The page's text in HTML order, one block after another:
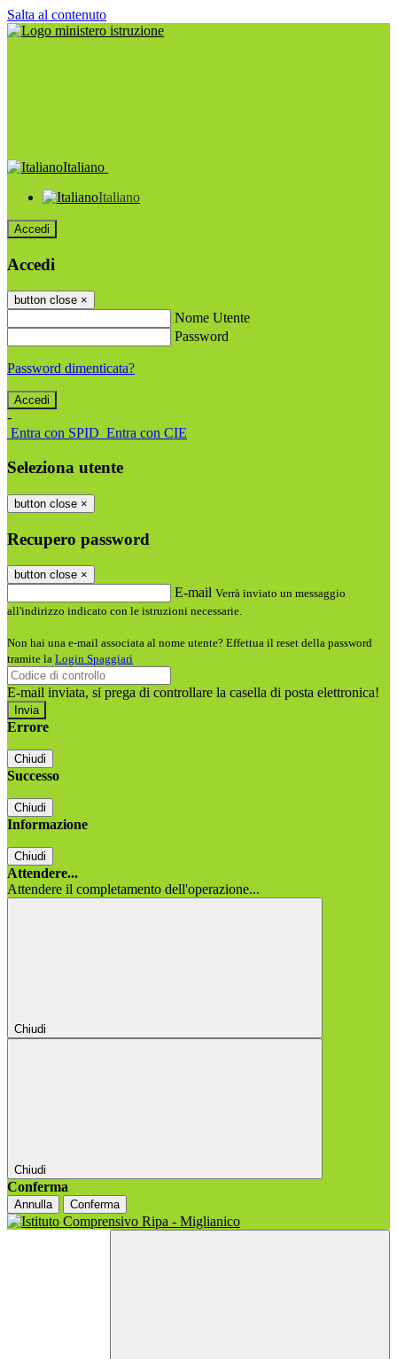
Salta al contenuto
Italiano
Italiano
Accedi
Accedi
button close ×
Nome Utente
Password
Password dimenticata?
-
Entra con SPID Entra con CIE
Seleziona utente
button close ×
Recupero password
button close ×
E-mail Verrà inviato un messaggio
all'indirizzo indicato con le istruzioni necessarie.
Non hai una e-mail associata al nome utente? Effettua il reset della password
tramite la Login Spaggiari
E-mail inviata, si prega di controllare la casella di posta elettronica!
Errore
Chiudi
Successo
Chiudi
Informazione
Chiudi
Attendere...
Attendere il completamento dell'operazione...
Chiudi
Chiudi
Conferma
Annulla Conferma